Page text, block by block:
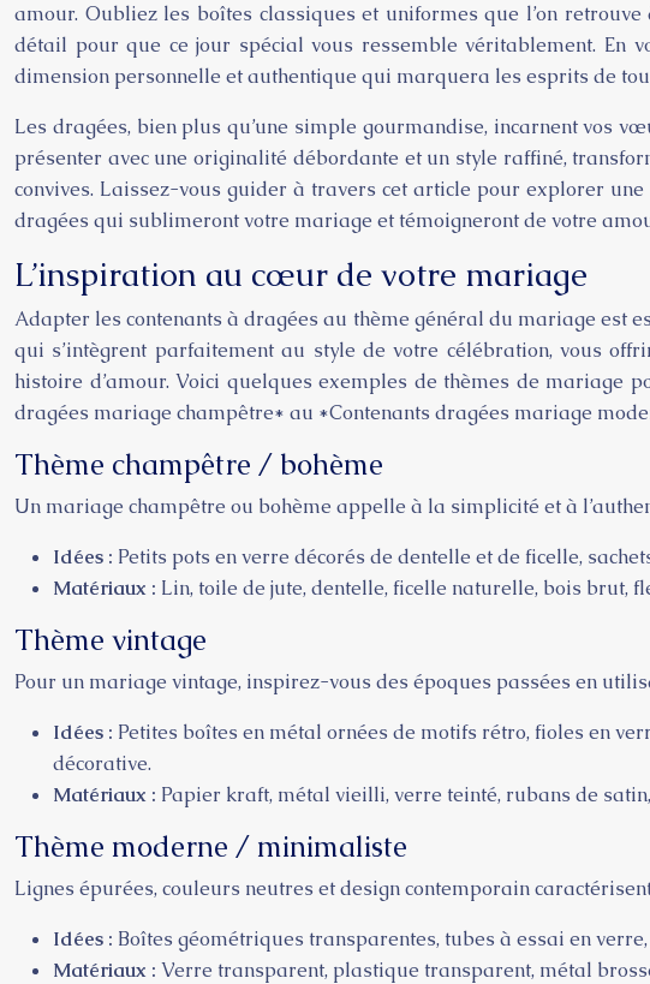
amour. Oubliez les boîtes classiques et uniformes que l’on
détail pour que ce jour spécial vous ressemble véritablement. En
dimension personnelle et authentique qui marquera les esprits de
Les dragées, bien plus qu’une simple gourmandise, incarnent vos
présenter avec une originalité débordante et un style raffiné,
convives. Laissez-vous guider à travers cet article pour explorer
dragées qui sublimeront votre mariage et témoigneront de votre
L’inspiration au cœur de votre mariage
Adapter les contenants à dragées au thème général du mariage est
qui s’intègrent parfaitement au style de votre célébration, vous
histoire d’amour. Voici quelques exemples de thèmes de mariage
dragées mariage champêtre* au *Contenants dragées mariage
Thème champêtre / bohème
Un mariage champêtre ou bohème appelle à la simplicité et à
Idées : Petits pots en verre décorés de dentelle et de ficelle,
Matériaux : Lin, toile de jute, dentelle, ficelle naturelle, bois brut,
Thème vintage
Pour un mariage vintage, inspirez-vous des époques passées en
Idées : Petites boîtes en métal ornées de motifs rétro, fioles en
décorative.
Matériaux : Papier kraft, métal vieilli, verre teinté, rubans de
Thème moderne / minimaliste
Lignes épurées, couleurs neutres et design contemporain
Idées : Boîtes géométriques transparentes, tubes à essai en
Matériaux : Verre transparent, plastique transparent, métal